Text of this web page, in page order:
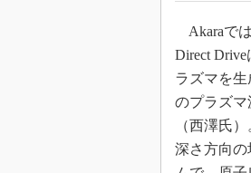
Akaraで
Direct
ラズマを
のプラズマ
（西澤氏
深さ方向